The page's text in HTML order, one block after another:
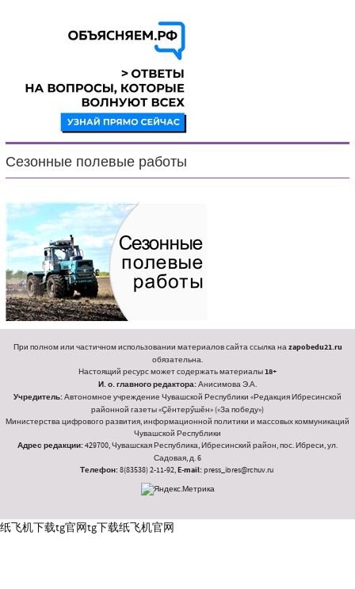
Сезонные полевые работы
При полном или частичном использовании материалов сайта ссылка наzapobedu21.ru
обязательна.
Настоящий ресурс может содержать материалы18+
И. о. главного редактора:Анисимова Э.А.
Учредитель:Автономное учреждение Чувашской Республики «Редакция Ибресинской
районной газеты «Ҫӗнтерӳшӗн» («За победу»)
Министерства цифрового развития, информационной политики и массовых коммуникаций
Чувашской Республики
Адрес редакции:429700, Чувашская Республика, Ибресинский район, пос. Ибреси, ул.
Садовая, д. 6
Телефон:8(83538) 2-11-92,E-mail:press_ibres@rchuv.ru
纸飞机下载tg官网tg下载纸飞机官网